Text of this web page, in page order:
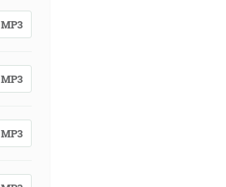
MP3
MP3
MP3